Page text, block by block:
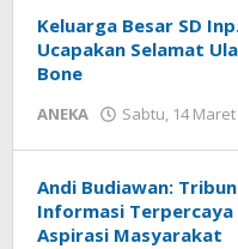
Keluarga Besar SD
Ucapakan Selamat
Bone
ANEKA Sabtu, 14 Maret
Andi Budiawan:
Informasi Terpercaya
Aspirasi Masyarakat